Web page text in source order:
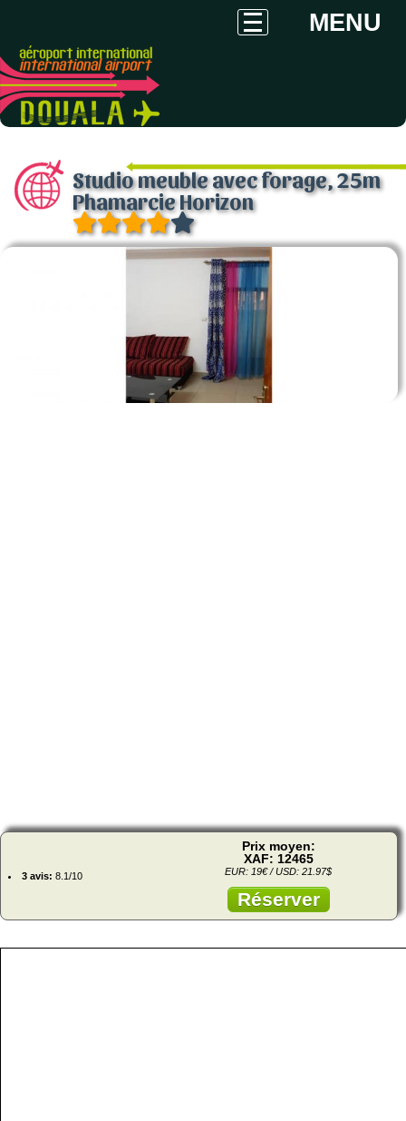
MENU
Studio meuble avec forage, 25m
Phamarcie Horizon
3 avis: 8.1/10
Prix moyen:
XAF: 12465
EUR: 19€ / USD: 21.97$
Réserver